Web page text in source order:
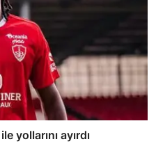
yollarını ayırdı